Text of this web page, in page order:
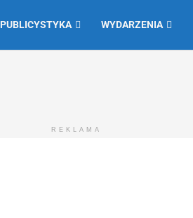
PUBLICYSTYKA WYDARZENIA
REKLAMA